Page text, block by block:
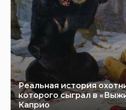
Реальная история
которого сыграл в
Каприо